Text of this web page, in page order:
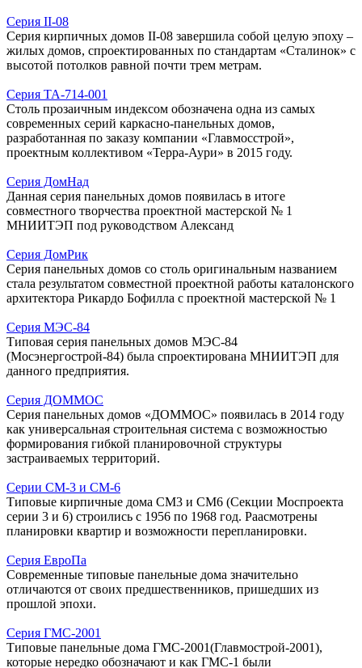
Серия II-08
Серия кирпичных домов II-08 завершила собой целую эпоху –
жилых домов, спроектированных по стандартам «Сталинок» с
высотой потолков равной почти трем метрам.
Серия ТА-714-001
Столь прозаичным индексом обозначена одна из самых
современных серий каркасно-панельных домов,
разработанная по заказу компании «Главмосстрой»,
проектным коллективом «Терра-Аури» в 2015 году.
Серия ДомНад
Данная серия панельных домов появилась в итоге
совместного творчества проектной мастерской № 1
МНИИТЭП под руководством Александ
Серия ДомРик
Серия панельных домов со столь оригинальным названием
стала результатом совместной проектной работы каталонского
архитектора Рикардо Бофилла с проектной мастерской № 1
Серия МЭС-84
Типовая серия панельных домов МЭС-84
(Мосэнергострой-84) была спроектирована МНИИТЭП для
данного предприятия.
Серия ДОММОС
Серия панельных домов «ДОММОС» появилась в 2014 году
как универсальная строительная система с возможностью
формирования гибкой планировочной структуры
застраиваемых территорий.
Серии СМ-3 и СМ-6
Типовые кирпичные дома СМ3 и СМ6 (Секции Моспроекта
серии 3 и 6) строились с 1956 по 1968 год. Раасмотрены
планировки квартир и возможности перепланировки.
Серия ЕвроПа
Современные типовые панельные дома значительно
отличаются от своих предшественников, пришедших из
прошлой эпохи.
Серия ГМС-2001
Типовые панельные дома ГМС-2001(Главмострой-2001),
которые нередко обозначают и как ГМС-1 были